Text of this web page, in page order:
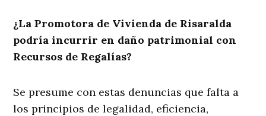
¿La Promotora de Vivienda de Risaralda
podría incurrir en daño patrimonial con
Recursos de Regalías?
Se presume con estas denuncias que falta a
los principios de legalidad, eficiencia,